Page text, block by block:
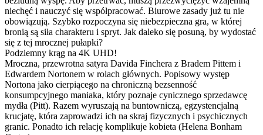
niechęć i nauczyć się współpracować. Biurowe zasady już tu nie
obowiązują. Szybko rozpoczyna się niebezpieczna gra, w której
bronią są siła charakteru i spryt. Jak daleko się posuną, by wydostać
się z tej mrocznej pułapki?
Podziemny krąg na 4K UHD!
Mroczna, przewrotna satyra Davida Finchera z Bradem Pittem i
Edwardem Nortonem w rolach głównych. Popisowy występ
Nortona jako cierpiącego na chroniczną bezsenność
konsumpcyjnego maniaka, który poznaje cynicznego sprzedawcę
mydła (Pitt). Razem wyruszają na buntowniczą, egzystencjalną
krucjatę, która zaprowadzi ich na skraj fizycznych i psychicznych
granic. Ponadto ich relację komplikuje kobieta (Helena Bonham